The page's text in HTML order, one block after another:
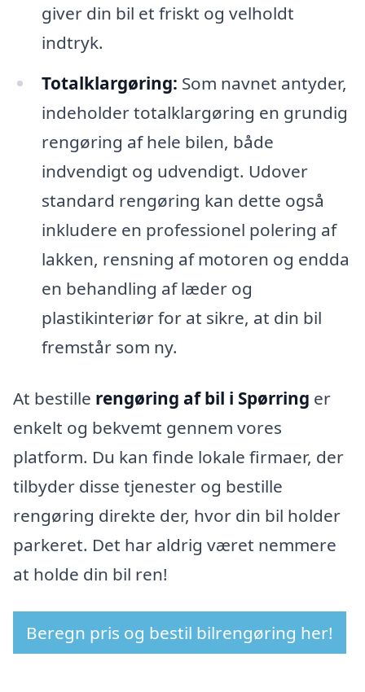
giver din bil et friskt og velholdt
indtryk.
Totalklargøring: Som navnet antyder,
indeholder totalklargøring en grundig
rengøring af hele bilen, både
indvendigt og udvendigt. Udover
standard rengøring kan dette også
inkludere en professionel polering af
lakken, rensning af motoren og endda
en behandling af læder og
plastikinteriør for at sikre, at din bil
fremstår som ny.
At bestille rengøring af bil i Spørring er
enkelt og bekvemt gennem vores
platform. Du kan finde lokale firmaer, der
tilbyder disse tjenester og bestille
rengøring direkte der, hvor din bil holder
parkeret. Det har aldrig været nemmere
at holde din bil ren!
Beregn pris og bestil bilrengøring her!